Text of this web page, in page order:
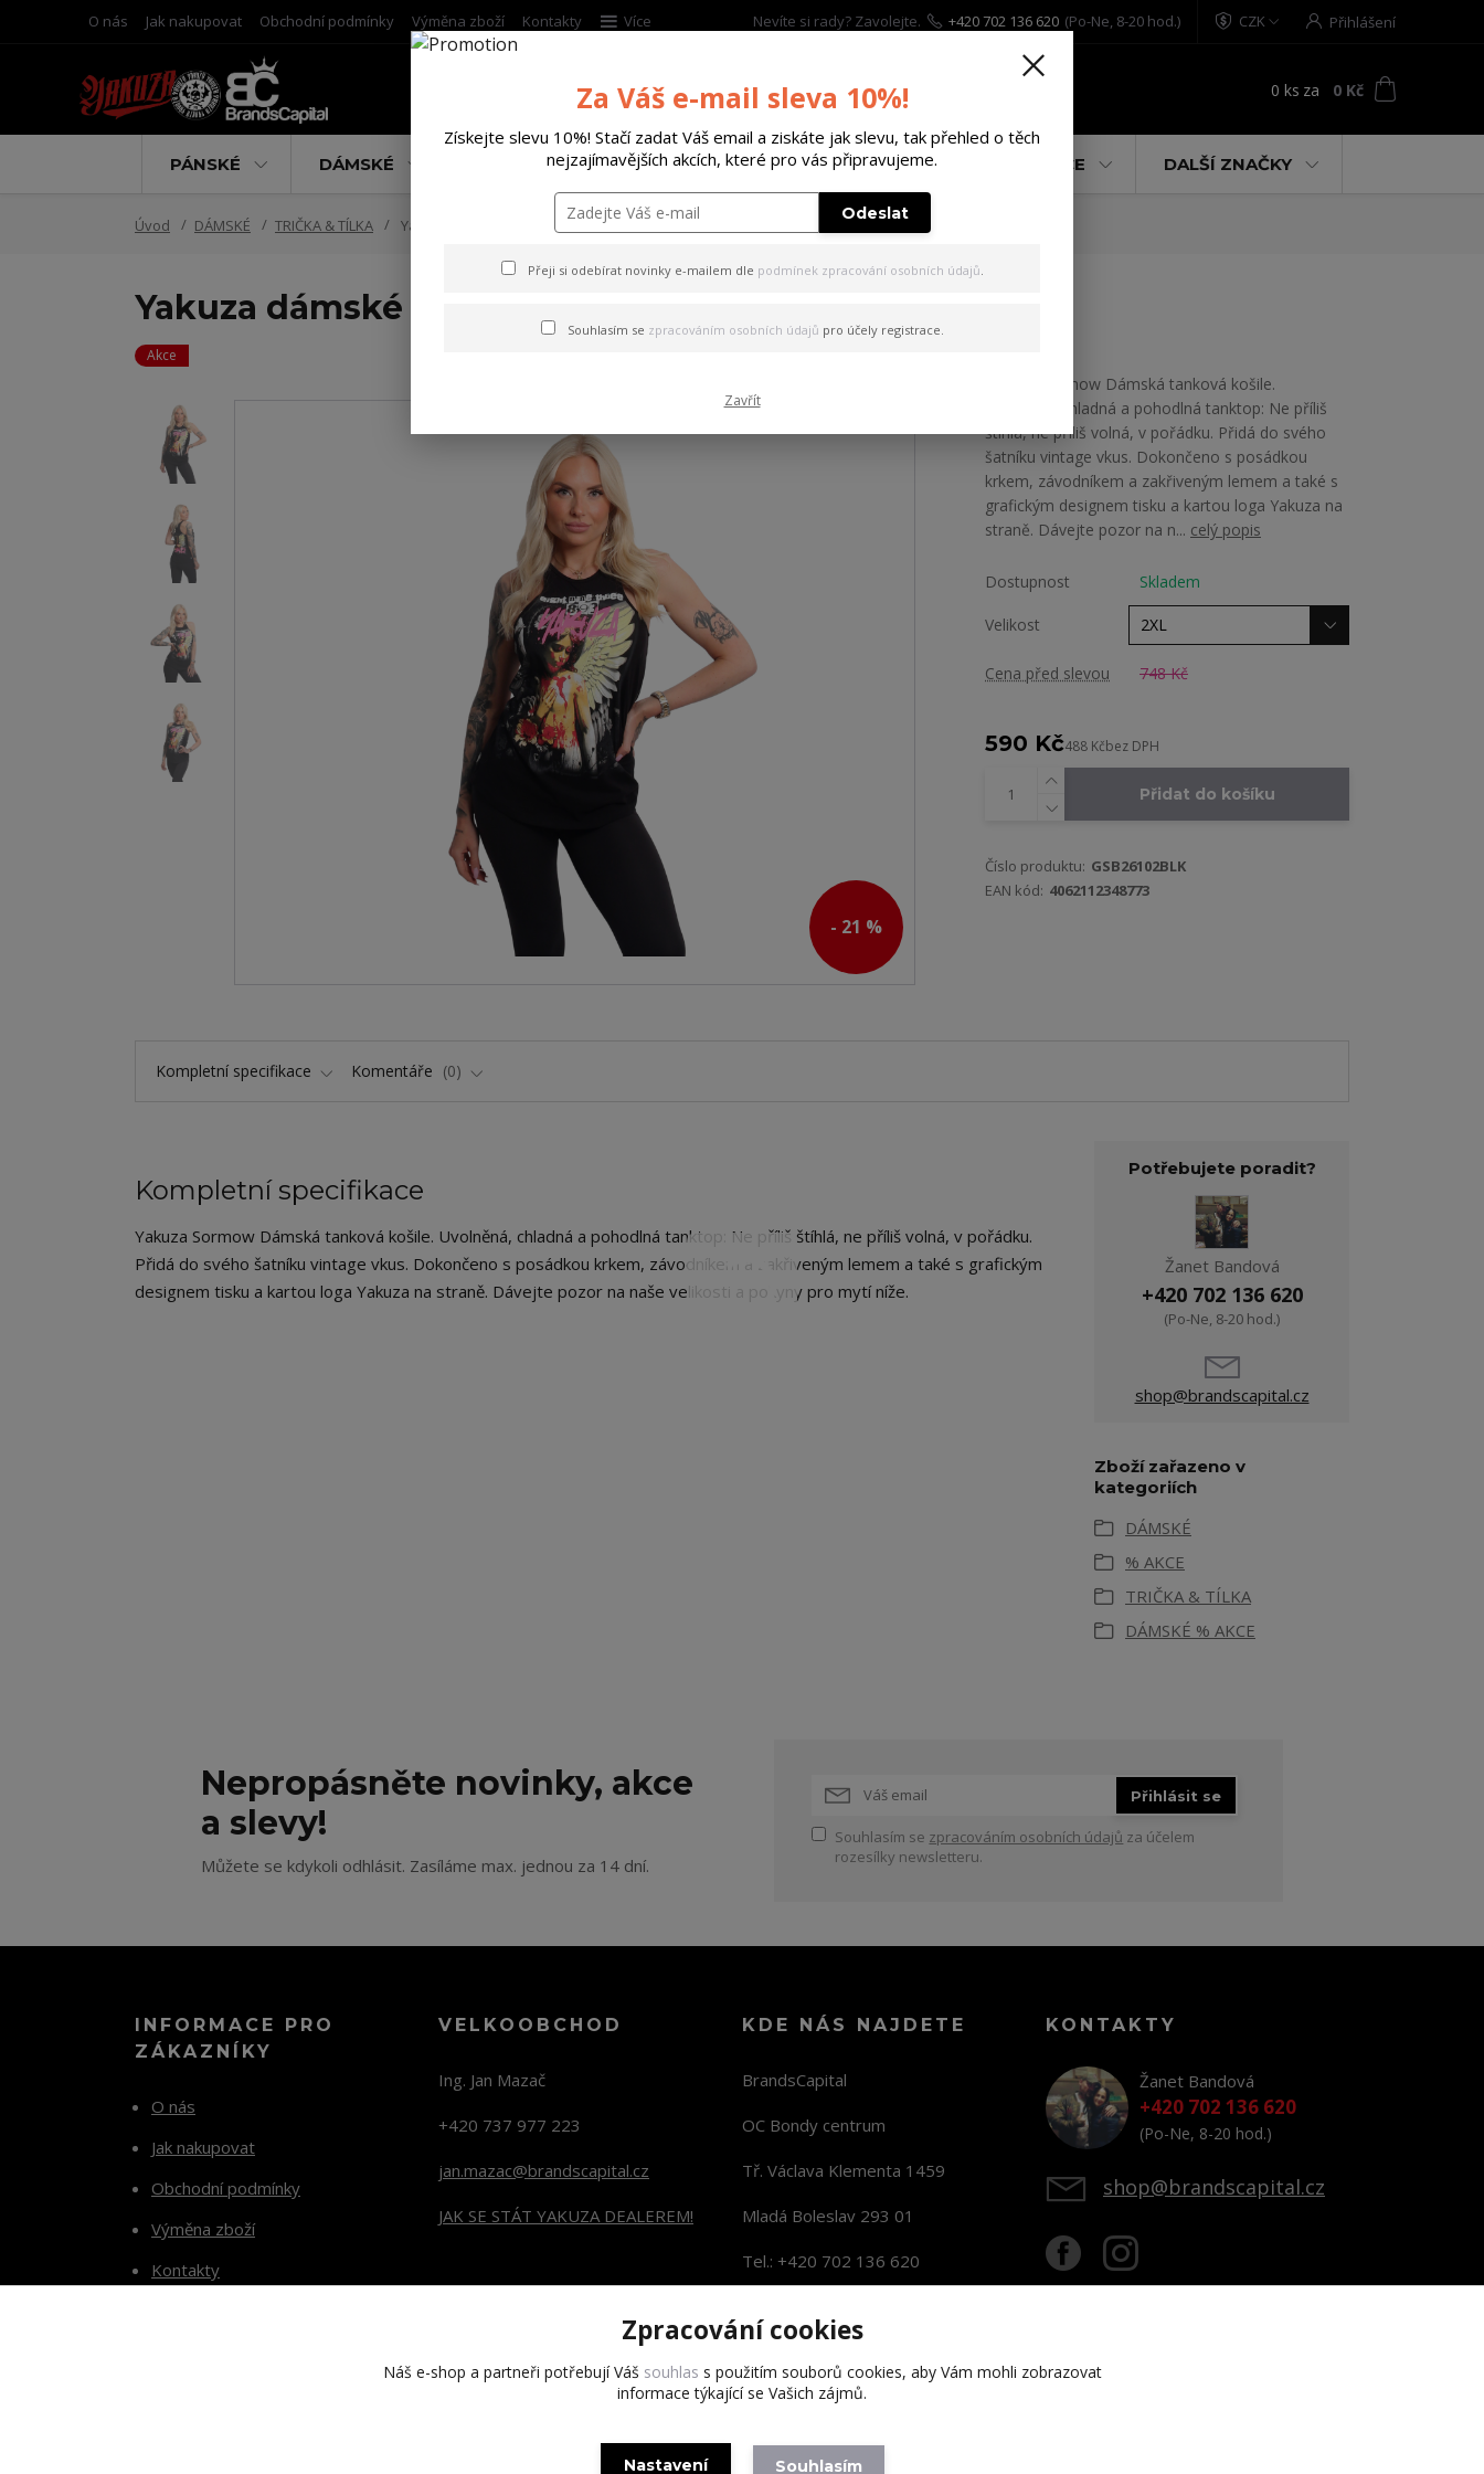
O nás Jak nakupovat Obchodní podmínky Výměna zboží Kontakty Více CZK Přihlášení
Nevíte si rady? Zavolejte. +420 702 136 620 (Po-Ne, 8-20 hod.)
0 ks za 0 Kč
PÁNSKÉ DÁMSKÉ DOPLŇKY DÁRKOVÉ POUKAZY % AKCE DALŠÍ ZNAČKY
Úvod DÁMSKÉ TRIČKA & TÍLKA Yakuza dámské tílko Sorrow Urban Tanktop black 2XL
Yakuza dámské tílko Sorrow Urban Tanktop black 2XL
Akce
- 21 %
Yakuza Sormow Dámská tanková košile.
Uvolněná, chladná a pohodlná tanktop: Ne příliš
štíhlá, ne příliš volná, v pořádku. Přidá do svého
šatníku vintage vkus. Dokončeno s posádkou
krkem, závodníkem a zakřiveným lemem a také s
grafickým designem tisku a kartou loga Yakuza na
straně. Dávejte pozor na n... celý popis
Dostupnost Skladem
Velikost
Cena před slevou 748 Kč
590 Kč488 Kčbez DPH
Přidat do košíku
Číslo produktu: GSB26102BLK
EAN kód: 4062112348773
Kompletní specifikace Komentáře 0
Kompletní specifikace
Yakuza Sormow Dámská tanková košile. Uvolněná, chladná a pohodlná tanktop: Ne příliš štíhlá, ne příliš volná, v pořádku.
Přidá do svého šatníku vintage vkus. Dokončeno s posádkou krkem, závodníkem a zakřiveným lemem a také s grafickým
designem tisku a kartou loga Yakuza na straně. Dávejte pozor na naše velikosti a pokyny pro mytí níže.
Potřebujete poradit?
Žanet Bandová
+420 702 136 620
(Po-Ne, 8-20 hod.)
shop@brandscapital.cz
Zboží zařazeno v
kategoriích
DÁMSKÉ
% AKCE
TRIČKA & TÍLKA
DÁMSKÉ % AKCE
Nepropásněte novinky, akce
a slevy!
Můžete se kdykoli odhlásit. Zasíláme max. jednou za 14 dní.
Přihlásit se
Souhlasím se zpracováním osobních údajů za účelem
rozesílky newsletteru.
INFORMACE PRO
ZÁKAZNÍKY
O nás
Jak nakupovat
Obchodní podmínky
Výměna zboží
Kontakty
VELKOOBCHOD
Ing. Jan Mazač
+420 737 977 223
jan.mazac@brandscapital.cz
JAK SE STÁT YAKUZA DEALEREM!
KDE NÁS NAJDETE
BrandsCapital
OC Bondy centrum
Tř. Václava Klementa 1459
Mladá Boleslav 293 01
Tel.: +420 702 136 620
KONTAKTY
Žanet Bandová
+420 702 136 620
(Po-Ne, 8-20 hod.)
shop@brandscapital.cz
Copyright 2020 BrandsCapital s.r.o.
Za Váš e-mail sleva 10%!
Získejte slevu 10%! Stačí zadat Váš email a ziskáte jak slevu, tak přehled o těch
nejzajímavějších akcích, které pro vás připravujeme.
Odeslat
Přeji si odebírat novinky e-mailem dle podmínek zpracování osobních údajů.
Souhlasím se zpracováním osobních údajů pro účely registrace.
Zavřít
Zpracování cookies
Náš e-shop a partneři potřebují Váš souhlas s použitím souborů cookies, aby Vám mohli zobrazovat
informace týkající se Vašich zájmů.
Nastavení Souhlasím